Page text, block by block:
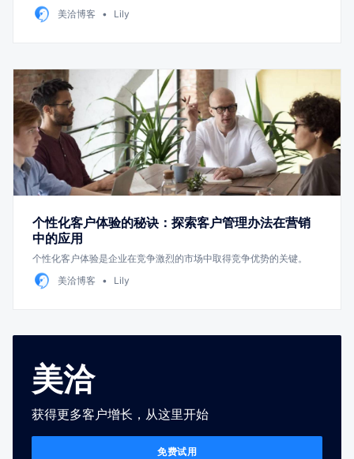
美洽博客
Lily
个性化客户体验的秘诀：探索客户管理办法在营销
中的应用
个性化客户体验是企业在竞争激烈的市场中取得竞争优势的关键。
美洽博客
Lily
美洽
获得更多客户增长，从这里开始
免费试用